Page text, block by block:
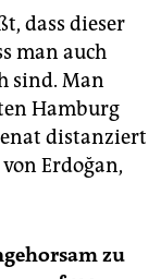
dass dieser
man auch
sind. Man
Hamburg
distanziert
Erdoğan,
zu